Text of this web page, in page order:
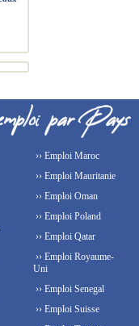
›› Emploi Maroc
›› Emploi Mauritanie
›› Emploi Oman
›› Emploi Poland
›› Emploi Qatar
›› Emploi Royaume-
Uni
›› Emploi Senegal
›› Emploi Suisse